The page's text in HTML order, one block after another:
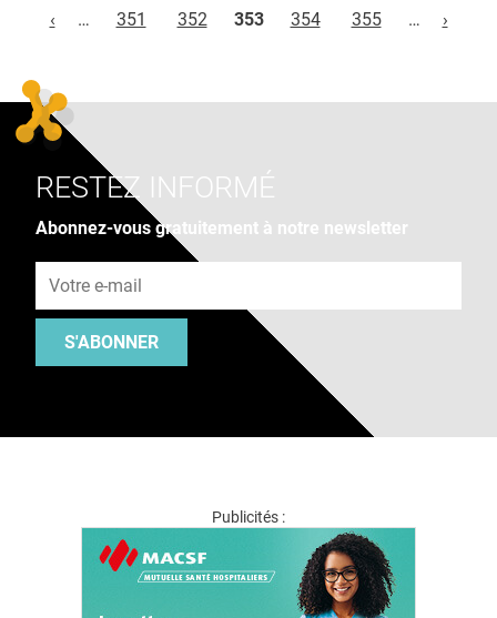
‹
… 351 352 353 354 355 … ›
RESTEZ INFORMÉ
Abonnez-vous gratuitement à notre newsletter
S'ABONNER
Publicités :